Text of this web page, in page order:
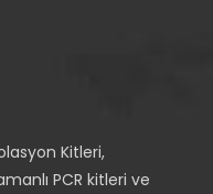
Kitleri,
PCR kitleri ve